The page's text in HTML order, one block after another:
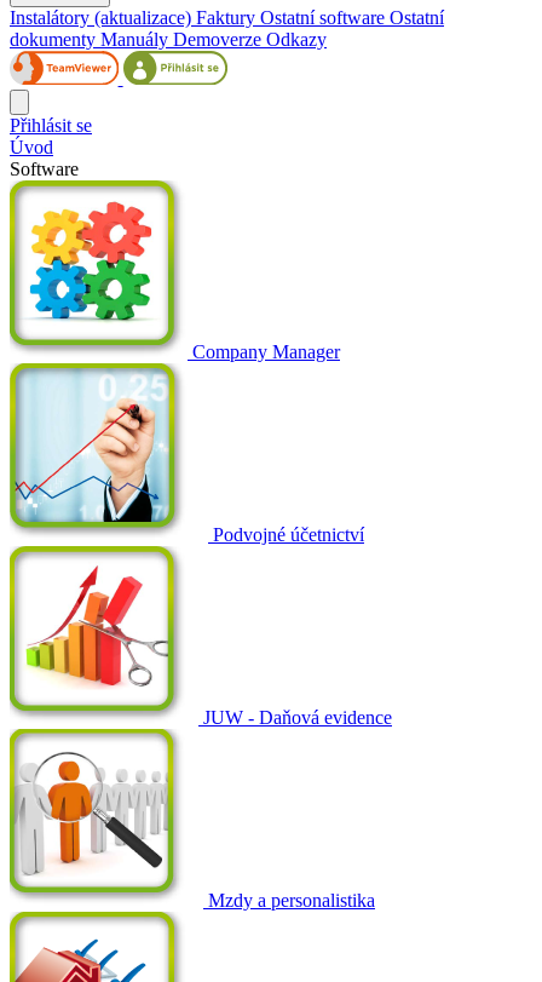
Instalátory (aktualizace) Faktury Ostatní software Ostatní
dokumenty Manuály Demoverze Odkazy
Přihlásit se
Úvod
Software
Company Manager
Podvojné účetnictví
JUW - Daňová evidence
Mzdy a personalistika